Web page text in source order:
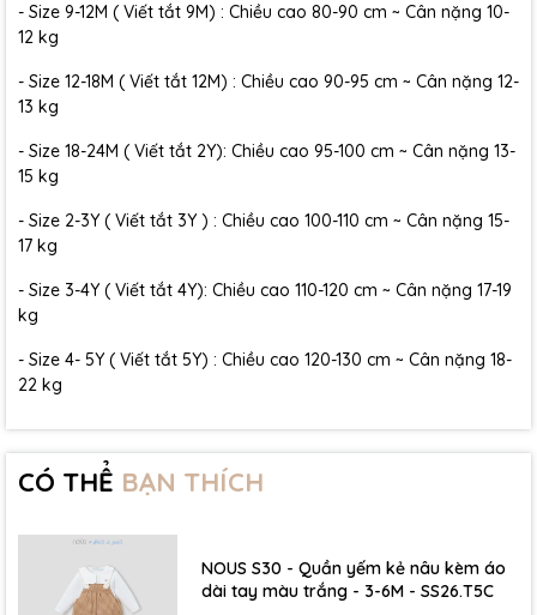
- Size 9-12M ( Viết tắt 9M) : Chiều cao 80-90 cm ~ Cân nặng 10-
12 kg
- Size 12-18M ( Viết tắt 12M) : Chiều cao 90-95 cm ~ Cân nặng 12-
13 kg
- Size 18-24M ( Viết tắt 2Y): Chiều cao 95-100 cm ~ Cân nặng 13-
15 kg
- Size 2-3Y ( Viết tắt 3Y ) : Chiều cao 100-110 cm ~ Cân nặng 15-
17 kg
- Size 3-4Y ( Viết tắt 4Y): Chiều cao 110-120 cm ~ Cân nặng 17-19
kg
- Size 4- 5Y ( Viết tắt 5Y) : Chiều cao 120-130 cm ~ Cân nặng 18-
22 kg
CÓ THỂ BẠN THÍCH
NOUS S30 - Quần yếm kẻ nâu kèm áo
dài tay màu trắng - 3-6M - SS26.T5C